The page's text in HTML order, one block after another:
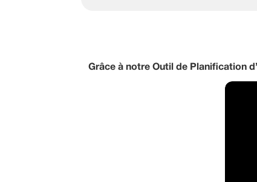
Grâce à notre Outil de Planification